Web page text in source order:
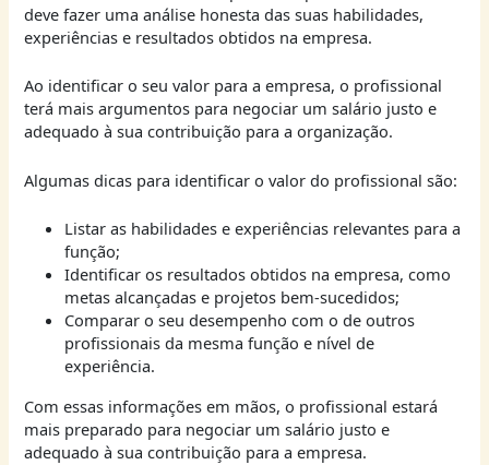
deve fazer uma análise honesta das suas habilidades,
experiências e resultados obtidos na empresa.
Ao identificar o seu valor para a empresa, o profissional
terá mais argumentos para negociar um salário justo e
adequado à sua contribuição para a organização.
Algumas dicas para identificar o valor do profissional são:
Listar as habilidades e experiências relevantes para a
função;
Identificar os resultados obtidos na empresa, como
metas alcançadas e projetos bem-sucedidos;
Comparar o seu desempenho com o de outros
profissionais da mesma função e nível de
experiência.
Com essas informações em mãos, o profissional estará
mais preparado para negociar um salário justo e
adequado à sua contribuição para a empresa.